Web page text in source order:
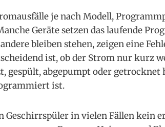
je nach Modell,
Geräte setzen das laufende
bleiben stehen, zeigen eine
ist, ob der Strom nur kurz
gespült, abgepumpt oder
ist.
in vielen Fällen kein